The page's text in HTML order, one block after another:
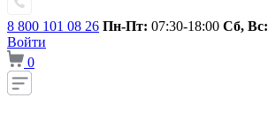
8 800 101 08 26 Пн-Пт: 07:30-18:00 Сб, Вс:
Войти
0